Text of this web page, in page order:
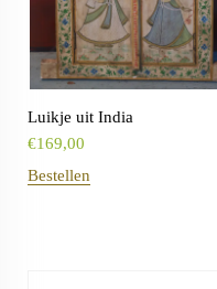
Luikje uit India
€169,00
Bestellen